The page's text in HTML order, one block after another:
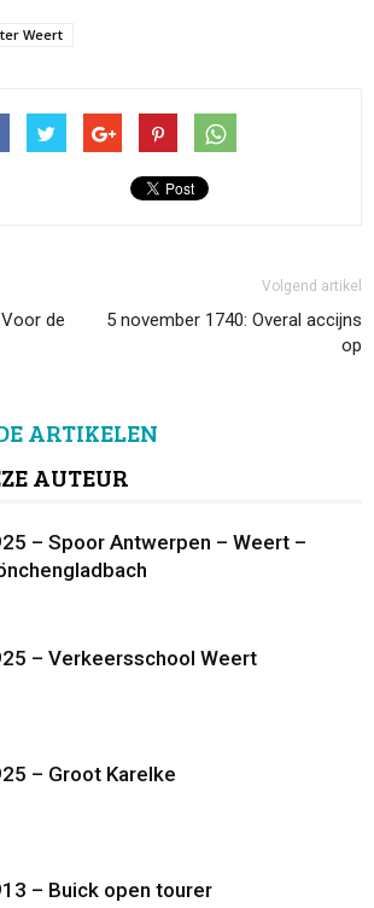
Weert
de
Volgend artikel
5 november 1740: Overal accijns
op
ARTIKELEN
AUTEUR
– Spoor Antwerpen – Weert –
– Verkeersschool Weert
– Groot Karelke
– Buick open tourer